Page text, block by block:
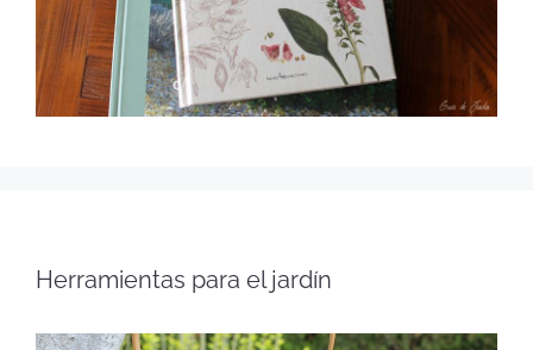
Herramientas para el jardín